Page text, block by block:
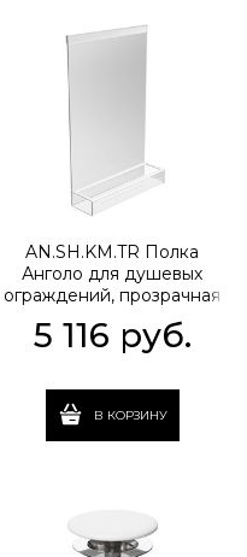
AN.SH.KM.TR Полка
Анголо для душевых
ограждений, прозрачная
5 116 руб.
В КОРЗИНУ